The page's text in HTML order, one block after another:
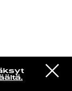
VIESTI
STUDIOON